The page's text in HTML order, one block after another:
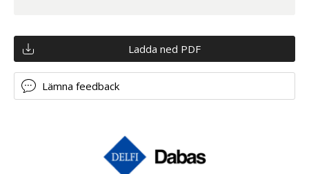
Ladda ned PDF
Lämna feedback